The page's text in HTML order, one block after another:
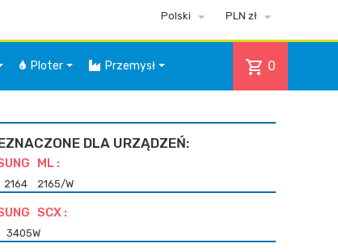
Polski  PLN zł 
shopping_cart 0
Ploter Przemysł
DLA URZĄDZEŃ:
ML :
2164 2165/W
SCX :
3405W